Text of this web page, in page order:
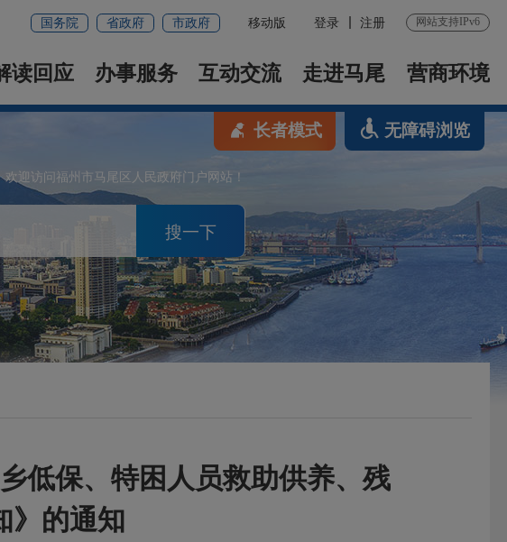
国务院 省政府 市政府 移动版 登录 注册 网站支持IPv6
读回应 办事服务 互动交流 走进马尾 营商环境
欢迎访问福州市马尾区人民政府门户网站！
搜一下
长者模式 无障碍浏览
低保、特困人员救助供养、残
》的通知